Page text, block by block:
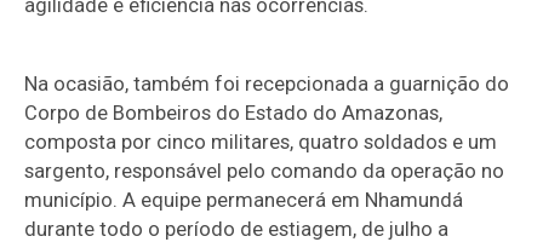
agilidade e eficiência nas ocorrências.
Na ocasião, também foi recepcionada a guarnição do
Corpo de Bombeiros do Estado do Amazonas,
composta por cinco militares, quatro soldados e um
sargento, responsável pelo comando da operação no
município. A equipe permanecerá em Nhamundá
durante todo o período de estiagem, de julho a